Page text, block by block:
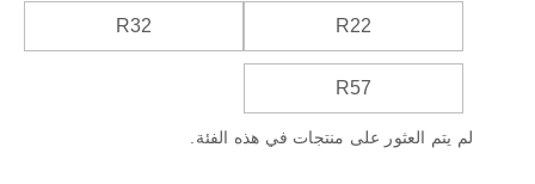
R22
R32
R57
لم يتم العثور على منتجات في هذه الفئة.